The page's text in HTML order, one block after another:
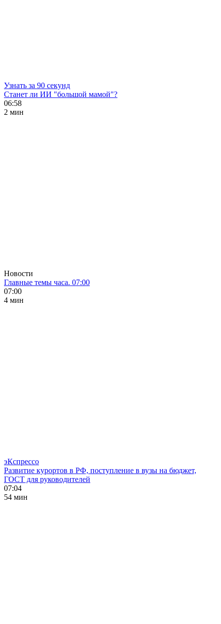
Узнать за 90 секунд
Станет ли ИИ "большой мамой"?
06:58
2 мин
Новости
Главные темы часа. 07:00
07:00
4 мин
эКспрессо
Развитие курортов в РФ, поступление в вузы на бюджет,
ГОСТ для руководителей
07:04
54 мин